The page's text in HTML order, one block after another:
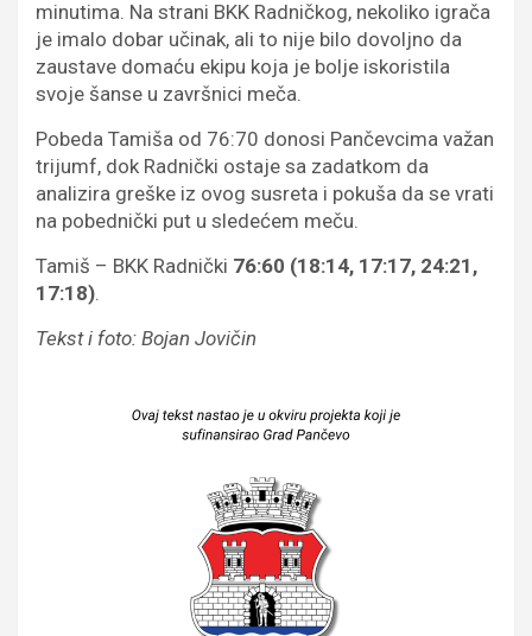
minutima. Na strani BKK Radničkog, nekoliko igrača
je imalo dobar učinak, ali to nije bilo dovoljno da
zaustave domaću ekipu koja je bolje iskoristila
svoje šanse u završnici meča.
Pobeda Tamiša od 76:70 donosi Pančevcima važan
trijumf, dok Radnički ostaje sa zadatkom da
analizira greške iz ovog susreta i pokuša da se vrati
na pobednički put u sledećem meču.
Tamiš – BKK Radnički 76:60 (18:14, 17:17, 24:21,
17:18).
Tekst i foto: Bojan Jovičin